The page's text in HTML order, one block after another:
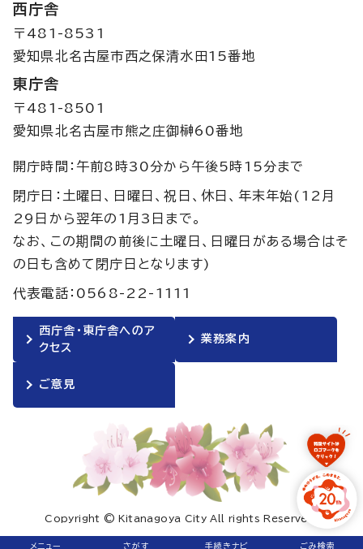
メニュー さがす 手続きナビ ごみ検索
西庁舎
〒481-8531
愛知県北名古屋市西之保清水田15番地
東庁舎
〒481-8501
愛知県北名古屋市熊之庄御榊60番地
開庁時間：午前8時30分から午後5時15分まで
閉庁日：土曜日、日曜日、祝日、休日、年末年始(12月
29日から翌年の1月3日まで。
なお、この期間の前後に土曜日、日曜日がある場合はそ
の日も含めて閉庁日となります)
代表電話：0568-22-1111
西庁舎・東庁舎へのア
クセス
業務案内
ご意見
Copyright © Kitanagoya City All rights Reserved.